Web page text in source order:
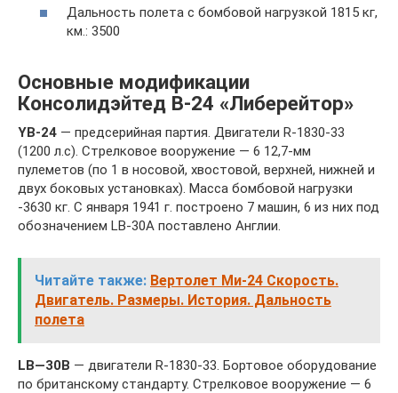
Дальность полета с бомбовой нагрузкой 1815 кг,
км.: 3500
Основные модификации
Консолидэйтед B-24 «Либерейтор»
YB-24 — предсерийная партия. Двигатели R-1830-33
(1200 л.с). Стрелковое вооружение — 6 12,7-мм
пулеметов (по 1 в носовой, хвостовой, верхней, нижней и
двух боковых установках). Масса бомбовой нагрузки
-3630 кг. С января 1941 г. построено 7 машин, 6 из них под
обозначением LB-30A поставлено Англии.
Читайте также: Вертолет Ми-24 Скорость.
Двигатель. Размеры. История. Дальность
полета
LB—30В — двигатели R-1830-33. Бортовое оборудование
по британскому стандарту. Стрелковое вооружение — 6